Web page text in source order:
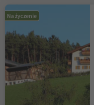
Na życzenie